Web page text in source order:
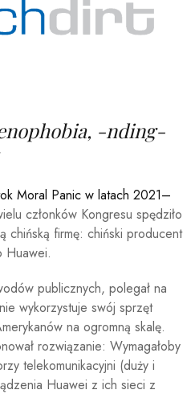
-nding-
Moral Panic w latach 2021–
członków Kongresu spędziło
chińską firmę: chiński producent
Huawei.
publicznych, polegał na
wykorzystuje swój sprzęt
na ogromną skalę.
rozwiązanie: Wymagałoby
telekomunikacyjni (duży i
Huawei z ich sieci z